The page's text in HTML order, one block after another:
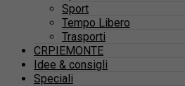
Sport
Tempo Libero
Trasporti
CRPIEMONTE
Idee & consigli
Speciali